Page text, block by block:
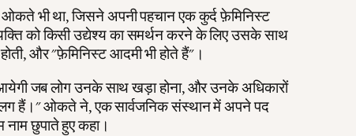
भी था, जिसने अपनी पहचान एक कुर्द फ़ेमिनिस्ट
को किसी उद्येश्य का समर्थन करने के लिए उसके साथ
और "फ़ेमिनिस्ट आदमी भी होते हैं"।
जब लोग उनके साथ खड़ा होना, और उनके अधिकारों
हैं।" ओकते ने, एक सार्वजनिक संस्थान में अपने पद
छुपाते हुए कहा।